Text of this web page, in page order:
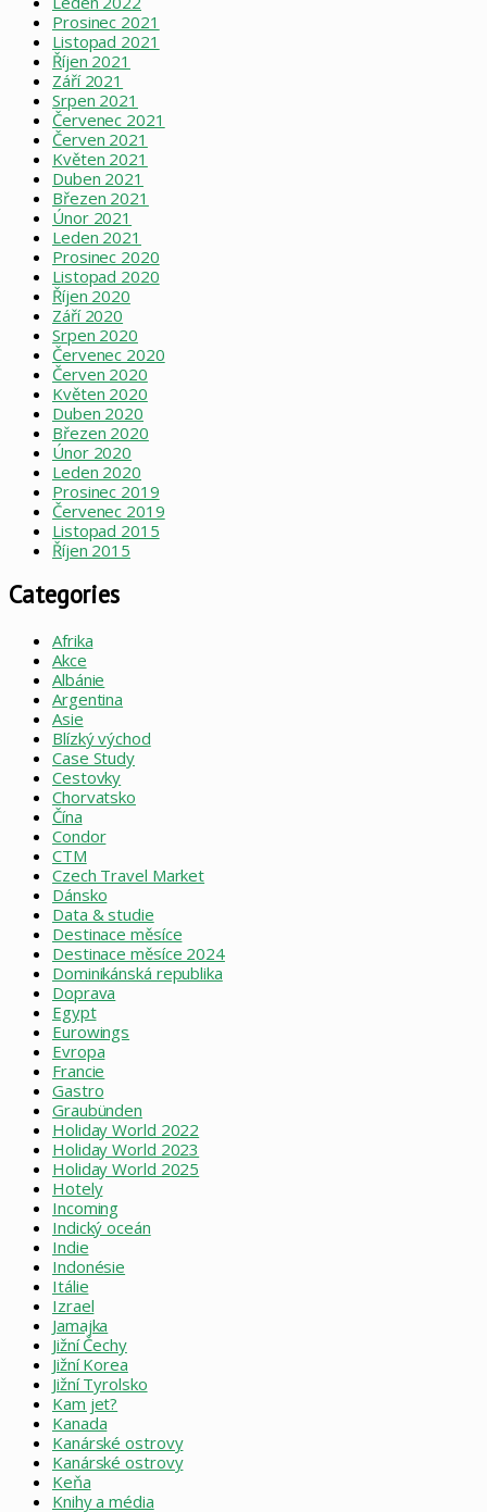
Prosinec 2021
Listopad 2021
Říjen 2021
Září 2021
Srpen 2021
Červenec 2021
Červen 2021
Květen 2021
Duben 2021
Březen 2021
Únor 2021
Leden 2021
Prosinec 2020
Listopad 2020
Říjen 2020
Září 2020
Srpen 2020
Červenec 2020
Červen 2020
Květen 2020
Duben 2020
Březen 2020
Únor 2020
Leden 2020
Prosinec 2019
Červenec 2019
Listopad 2015
Říjen 2015
Categories
Afrika
Akce
Albánie
Argentina
Asie
Blízký východ
Case Study
Cestovky
Chorvatsko
Čína
Condor
CTM
Czech Travel Market
Dánsko
Data & studie
Destinace měsíce
Destinace měsíce 2024
Dominikánská republika
Doprava
Egypt
Eurowings
Evropa
Francie
Gastro
Graubünden
Holiday World 2022
Holiday World 2023
Holiday World 2025
Hotely
Incoming
Indický oceán
Indie
Indonésie
Itálie
Izrael
Jamajka
Jižní Čechy
Jižní Korea
Jižní Tyrolsko
Kam jet?
Kanada
Kanárské ostrovy
Kanárské ostrovy
Keňa
Knihy a média